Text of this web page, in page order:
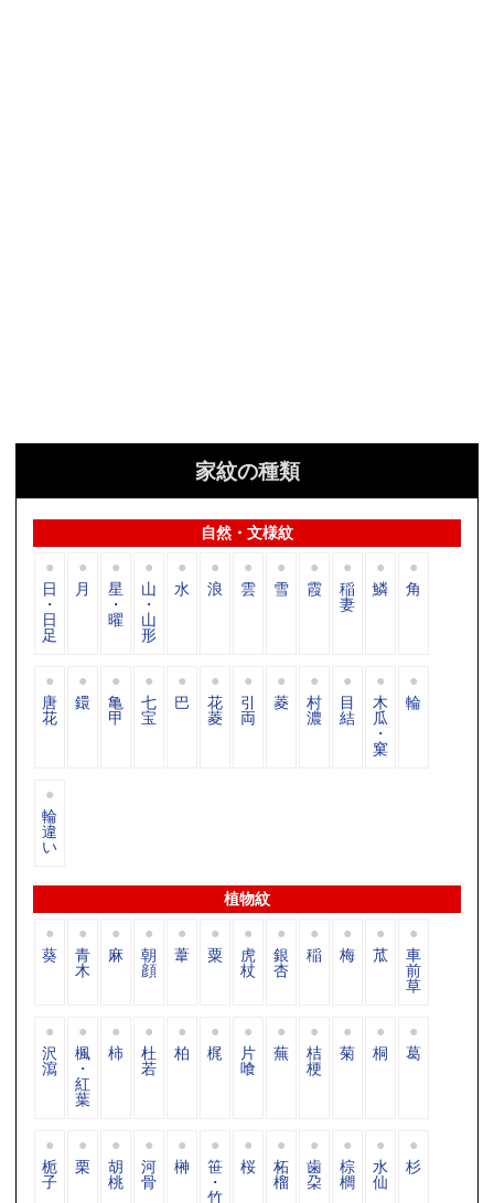
家紋の種類
自然・文様紋
日
・
日
足
月 星
・
曜
山
・
山
形
水 浪 雲 雪 霞 稲
妻
鱗 角
唐
花
鐶 亀
甲
七
宝
巴 花
菱
引
両
菱 村
濃
目
結
木
瓜
・
窠
輪
輪
違
い
植物紋
葵 青
木
麻 朝
顔
葦 粟 虎
杖
銀
杏
稲 梅 苽 車
前
草
沢
瀉
楓
・
紅
葉
柿 杜
若
柏 梶 片
喰
蕪 桔
梗
菊 桐 葛
栀
子
栗 胡
桃
河
骨
榊 笹
・
竹
桜 柘
榴
歯
朶
棕
櫚
水
仙
杉